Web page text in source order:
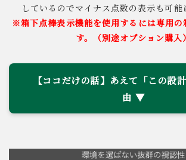
しているのでマイナス点数の表示も可能
※箱下点棒表示機能を使用するには専用の
す。（別途オプション購入）
【ココだけの話】あえて「この設
由